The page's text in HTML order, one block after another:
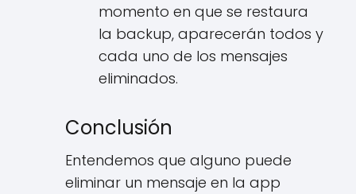
momento en que se restaura
la backup, aparecerán todos y
cada uno de los mensajes
eliminados.
Conclusión
Entendemos que alguno puede
eliminar un mensaje en la app